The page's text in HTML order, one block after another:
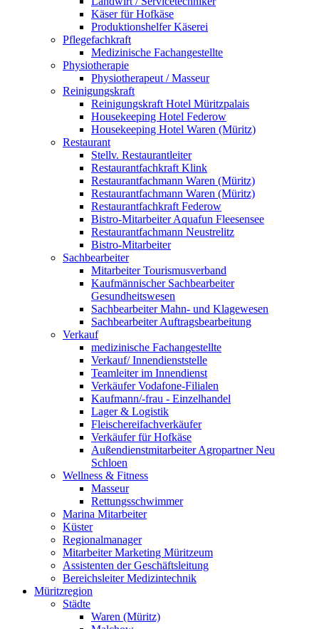
Käser für Hofkäse
Produktionshelfer Käserei
Pflegefachkraft
Medizinische Fachangestellte
Physiotherapie
Physiotherapeut / Masseur
Reinigungskraft
Reinigungskraft Hotel Müritzpalais
Housekeeping Hotel Federow
Housekeeping Hotel Waren (Müritz)
Restaurant
Stellv. Restaurantleiter
Restaurantfachkraft Klink
Restaurantfachmann Waren (Müritz)
Restaurantfachmann Waren (Müritz)
Restaurantfachkraft Federow
Bistro-Mitarbeiter Aquafun Fleesensee
Restaurantfachmann Neustrelitz
Bistro-Mitarbeiter
Sachbearbeiter
Mitarbeiter Tourismusverband
Kaufmännischer Sachbearbeiter
Gesundheitswesen
Sachbearbeiter Mahn- und Klagewesen
Sachbearbeiter Auftragsbearbeitung
Verkauf
medizinische Fachangestellte
Verkauf/ Innendienststelle
Teamleiter im Innendienst
Verkäufer Vodafone-Filialen
Kaufmann/-frau - Einzelhandel
Lager & Logistik
Fleischereifachverkäufer
Verkäufer für Hofkäse
Außendienstmitarbeiter Agropartner Neu
Schloen
Wellness & Fitness
Masseur
Rettungsschwimmer
Marina Mitarbeiter
Küster
Regionalmanager
Mitarbeiter Marketing Müritzeum
Assistenten der Geschäftsleitung
Bereichsleiter Medizintechnik
Müritzregion
Städte
Waren (Müritz)